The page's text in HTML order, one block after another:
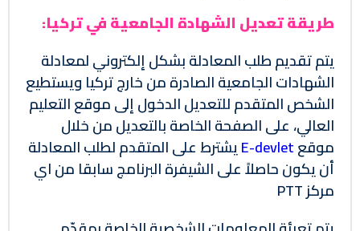
طريقة تعديل الشهادة الجامعية في تركيا:
يتم تقديم طلب المعادلة بشكل إلكتروني لمعادلة
الشهادات الجامعية الصادرة من خارج تركيا ويستطيع
الشخص المتقدم للتعديل الدخول إلى موقع التعليم
العالي، على الصفحة الخاصة بالتعديل من خلال
موقعE-devletيشترط على المتقدم لطلب المعادلة
أن يكون حاصلاً على الشيفرة البرنامج سابقا من اي
مركز PTT